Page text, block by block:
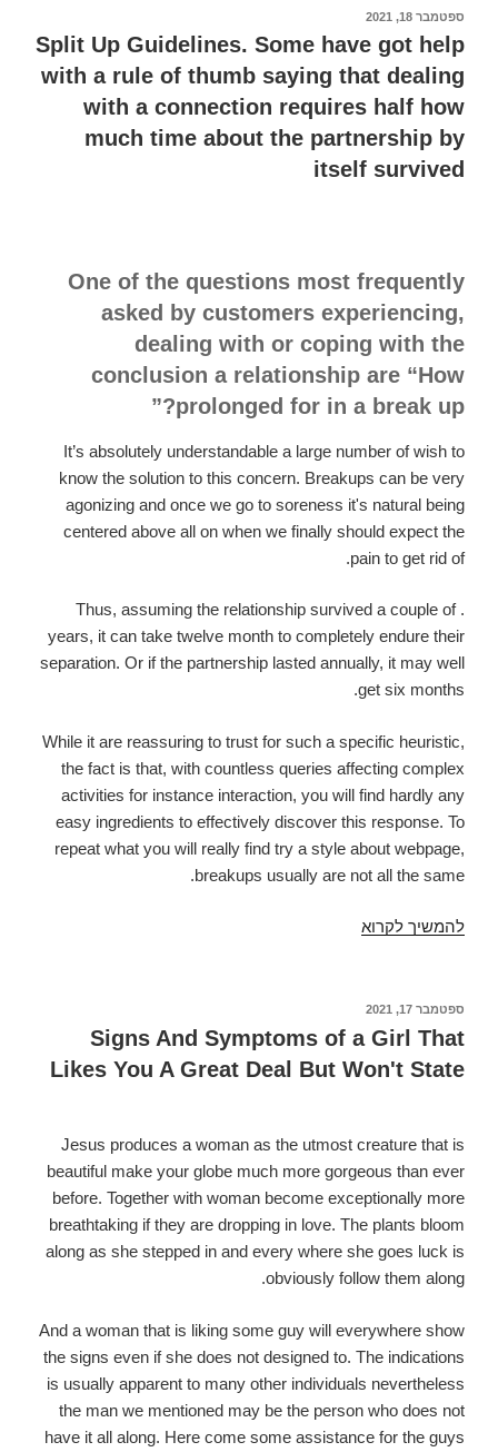
their
basic
brewery,
significant
rest
preparing
פורסם
ספטמבר 18, 2021
Split Up Guidelines. Some have got help
with a rule of thumb saying that dealing
with a connection requires half how
much time about the partnership by
itself survived
One of the questions most frequently
asked by customers experiencing,
dealing with or coping with the
conclusion a relationship are “How
prolonged for in a break up?”
It’s absolutely understandable a large number of wish to
know the solution to this concern. Breakups can be very
agonizing and once we go to soreness it's natural being
centered above all on when we finally should expect the
pain to get rid of.
. Thus, assuming the relationship survived a couple of
years, it can take twelve month to completely endure their
separation. Or if the partnership lasted annually, it may well
get six months.
While it are reassuring to trust for such a specific heuristic,
the fact is that, with countless queries affecting complex
activities for instance interaction, you will find hardly any
easy ingredients to effectively discover this response. To
repeat what you will really find try a style about webpage,
breakups usually are not all the same.
להמשיך לקרוא
have
got
a
rule
of
thumb
saying
that
with
a
connection
requires
half
פורסם
ב
ספטמבר 17, 2021
Signs And Symptoms of a Girl That
Likes You A Great Deal But Won't State
Jesus produces a woman as the utmost creature that is
beautiful make your globe much more gorgeous than ever
before. Together with woman become exceptionally more
breathtaking if they are dropping in love. The plants bloom
along as she stepped in and every where she goes luck is
obviously follow them along.
And a woman that is liking some guy will everywhere show
the signs even if she does not designed to. The indications
is usually apparent to many other individuals nevertheless
the man we mentioned may be the person who does not
have it all along. Here come some assistance for the guys